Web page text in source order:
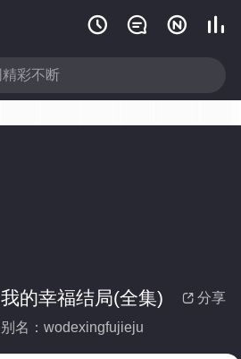
   
 分享
我的幸福结局(全集)
别名：wodexingfujieju